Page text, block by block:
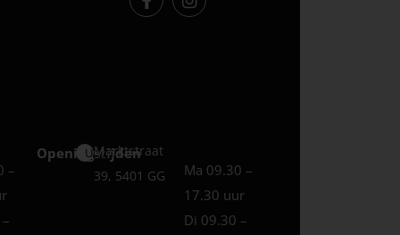
–
Openingstijden
Uden
Marktstraat
39, 5401 GG
Ma 09.30 –
17.30 uur
Di 09.30 –